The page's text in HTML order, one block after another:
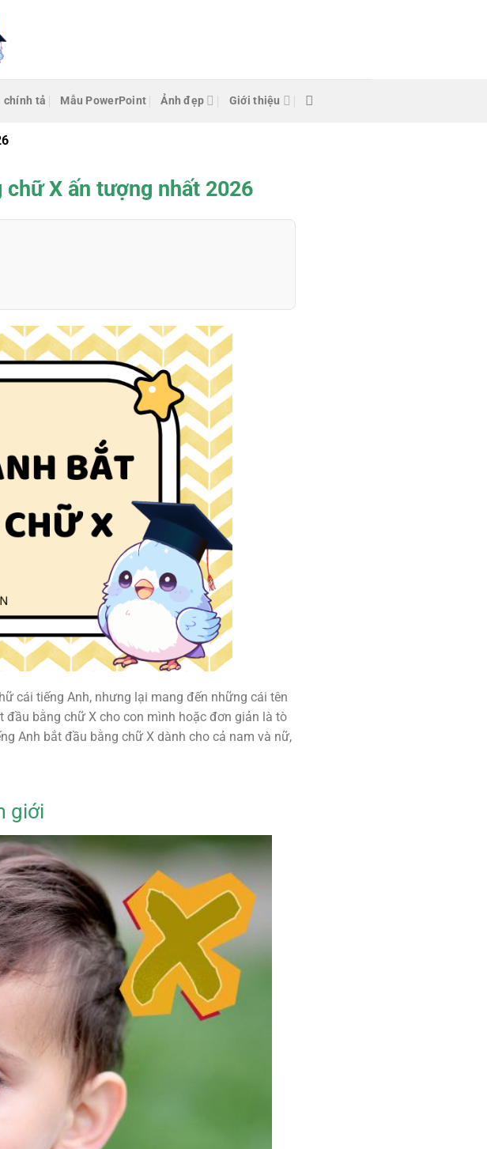
chính tả Mẫu PowerPoint Ảnh đẹp Giới thiệu
X ấn tượng nhất 2026
cái tiếng Anh, nhưng lại mang đến những cái tên
bằng chữ X cho con mình hoặc đơn giản là tò
Anh bắt đầu bằng chữ X dành cho cả nam và nữ,
giới